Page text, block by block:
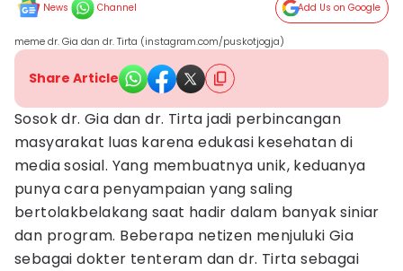
News Channel Add Us on Google
meme dr. Gia dan dr. Tirta (instagram.com/puskotjogja)
Share Article
Sosok dr. Gia dan dr. Tirta jadi perbincangan
masyarakat luas karena edukasi kesehatan di
media sosial. Yang membuatnya unik, keduanya
punya cara penyampaian yang saling
bertolakbelakang saat hadir dalam banyak siniar
dan program. Beberapa netizen menjuluki Gia
sebagai dokter tenteram dan dr. Tirta sebagai